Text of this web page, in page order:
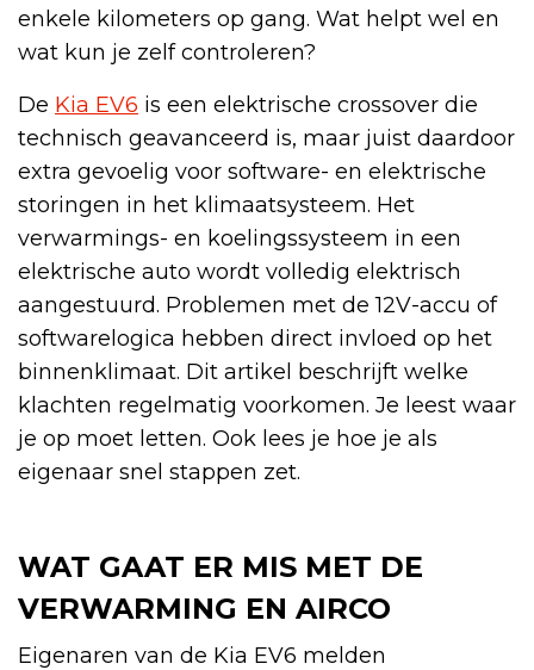
enkele kilometers op gang. Wat helpt wel en
wat kun je zelf controleren?
De Kia EV6 is een elektrische crossover die
technisch geavanceerd is, maar juist daardoor
extra gevoelig voor software- en elektrische
storingen in het klimaatsysteem. Het
verwarmings- en koelingssysteem in een
elektrische auto wordt volledig elektrisch
aangestuurd. Problemen met de 12V-accu of
softwarelogica hebben direct invloed op het
binnenklimaat. Dit artikel beschrijft welke
klachten regelmatig voorkomen. Je leest waar
je op moet letten. Ook lees je hoe je als
eigenaar snel stappen zet.
WAT GAAT ER MIS MET DE
VERWARMING EN AIRCO
Eigenaren van de Kia EV6 melden